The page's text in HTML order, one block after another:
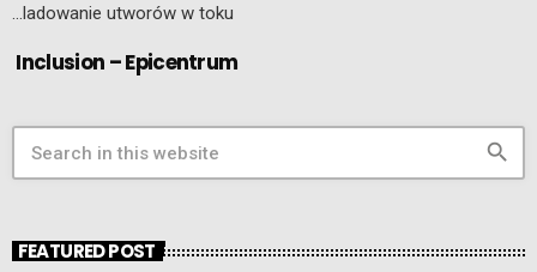
…ladowanie utworów w toku
Inclusion – Epicentrum
search
FEATURED POST